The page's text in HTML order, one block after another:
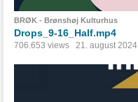
BRØK - Brønshøj Kulturhus
Drops_9-16_Half.mp4
706.653 views 21. august 2024